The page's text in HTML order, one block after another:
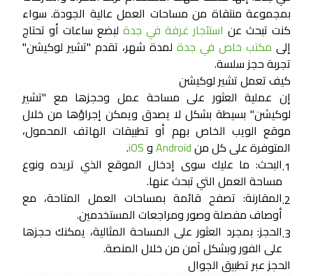
بمجموعة منتقاة من مساحات العمل عالية الجودة. سواء
كنت تبحث عن استئجار غرفة في جدة لبضع ساعات أو تحتاج
إلى مكتب خاص في جدة لمدة شهر، تقدم "تشير لوكيشن"
تجربة حجز سلسة.
كيف تعمل تشير لوكيشن
إن عملية العثور على مساحة عمل وحجزها مع "تشير
لوكيشن" بسيطة بشكل لا يصدق ويمكن إجراؤها من خلال
موقع الويب الخاص بهم أو تطبيقات الهاتف المحمول،
المتوفرة على كل منAndroidوiOS
.
1. البحث: ما عليك سوى إدخال الموقع الذي تريده ونوع
مساحة العمل التي تبحث عنها.
2. المقارنة: تصفح قائمة بمساحات العمل المتاحة، مع
أوصاف مفصلة وصور ومراجعات المستخدمين.
3. الحجز: بمجرد العثور على المساحة المثالية، يمكنك حجزها
على الفور وبشكل آمن من خلال المنصة.
الحجز عبر تطبيق الجوال